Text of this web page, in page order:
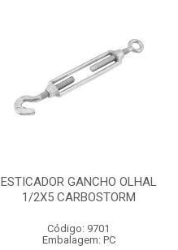
ESTICADOR GANCHO OLHAL
1/2X5 CARBOSTORM
Código: 9701
Embalagem: PC